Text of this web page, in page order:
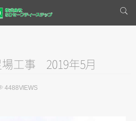
工事 2019年5月
4488VIEWS